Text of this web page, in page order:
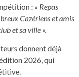
: « Repas
Cazériens et amis
et sa ville ».
donnent déjà
2026, qui